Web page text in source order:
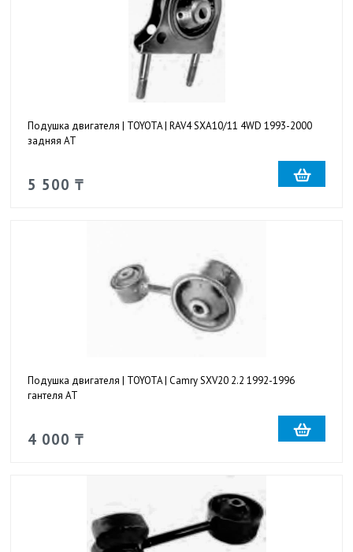
Подушка двигателя | TOYOTA | RAV4 SXA10/11 4WD 1993-2000
задняя AT
5 500 ₸
Подушка двигателя | TOYOTA | Camry SXV20 2.2 1992-1996
гантеля AT
4 000 ₸